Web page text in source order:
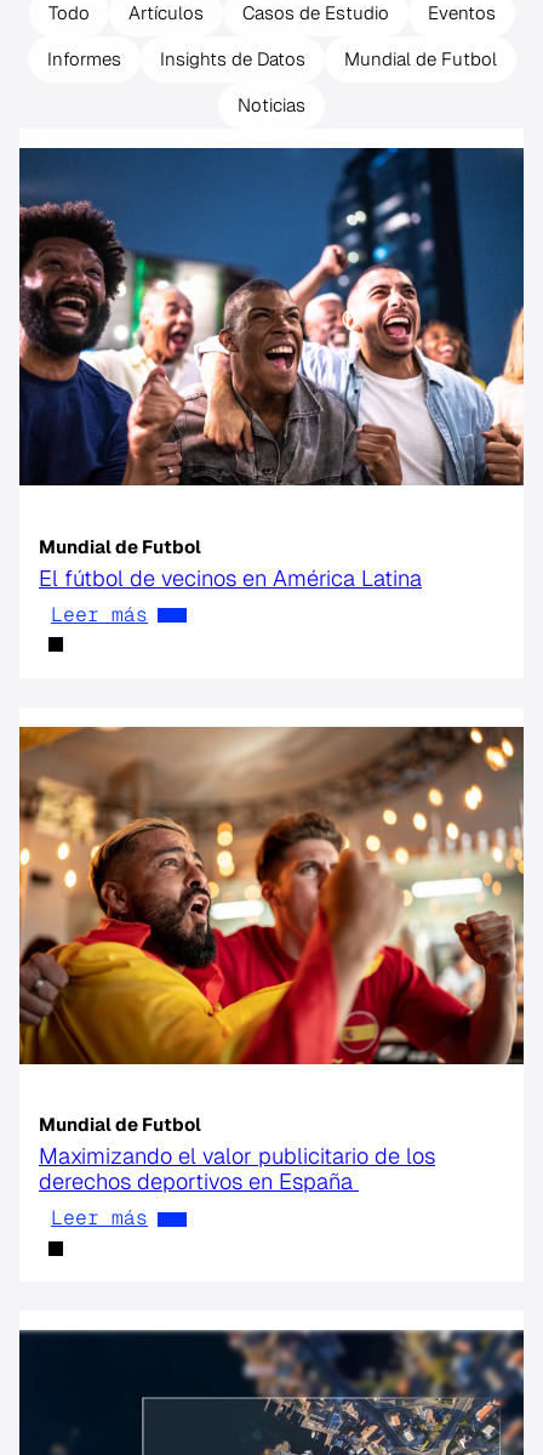
Todo Artículos Casos de Estudio
Eventos
Informes
Insights de Datos
Mundial de Futbol
Noticias
Mundial de Futbol
El fútbol de vecinos en América Latina
Leer más
Mundial de Futbol
Maximizando el valor publicitario de los
derechos deportivos en España
Leer más